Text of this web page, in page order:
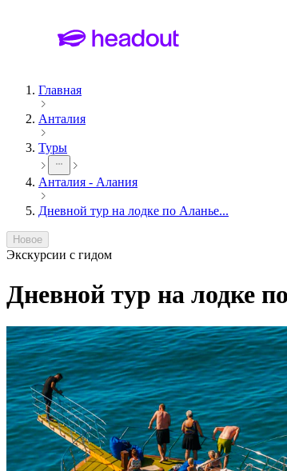
Главная
Анталия
Туры
Анталия - Алания
Дневной тур на лодке по Аланье...
Новое
Экскурсии с гидом
Дневной тур на лодке